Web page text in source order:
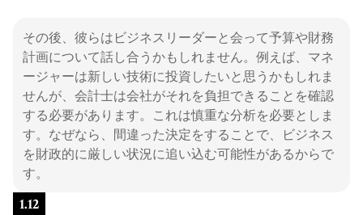
その後、彼らはビジネスリーダーと会って予算や財務
計画について話し合うかもしれません。例えば、マネ
ージャーは新しい技術に投資したいと思うかもしれま
せんが、会計士は会社がそれを負担できることを確認
する必要があります。これは慎重な分析を必要としま
す。なぜなら、間違った決定をすることで、ビジネス
を財政的に厳しい状況に追い込む可能性があるからで
す。
1.12